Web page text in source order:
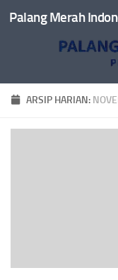
Skip to content
Palang Merah
ARSIP HARIAN: